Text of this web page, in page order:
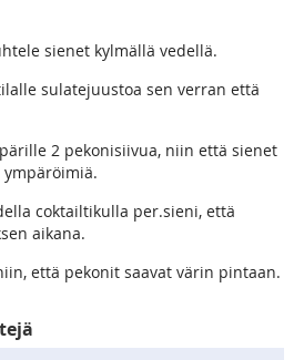
sienet kylmällä vedellä.
sulatejuustoa sen verran että
2 pekonisiivua, niin että sienet
coktailtikulla per.sieni, että
aikana.
että pekonit saavat värin pintaan.